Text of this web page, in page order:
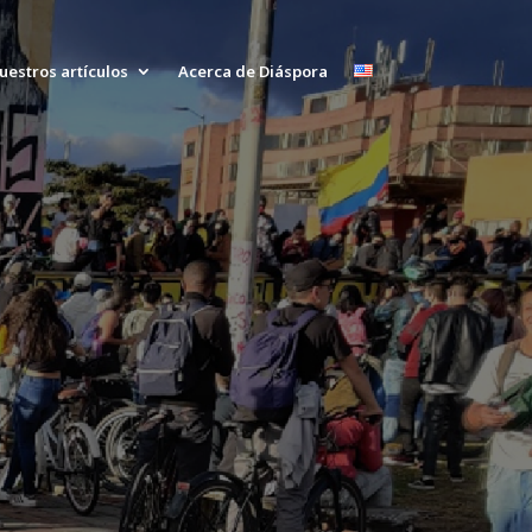
artículos Acerca de Diáspora